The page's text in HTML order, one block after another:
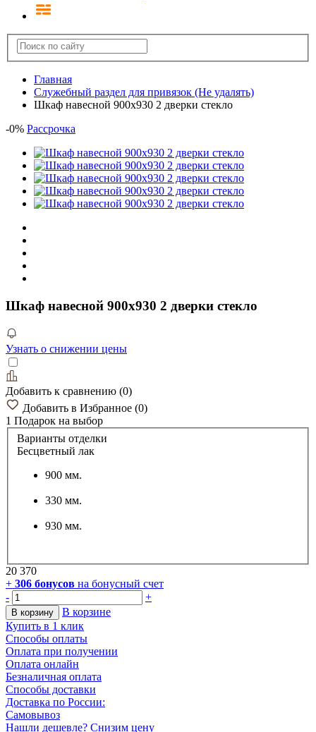
Главная
Служебный раздел для привязок (Не удалять)
Шкаф навесной 900х930 2 дверки стекло
-0% Рассрочка
Шкаф навесной 900х930 2 дверки стекло
Узнать о снижении цены
Добавить к сравнению (0)
Добавить в Избранное (0)
1 Подарок на выбор
Варианты отделки
Бесцветный лак
900 мм.
330 мм.
930 мм.
20 370
+ 306 бонусов на бонусный счет
-
+
В корзину
В корзине
Купить в 1 клик
Способы оплаты
Оплата при получении
Оплата онлайн
Безналичная оплата
Способы доставки
Доставка по России:
Самовывоз
Нашли дешевле? Снизим цену